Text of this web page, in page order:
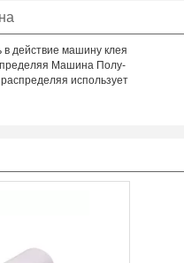
в действие машину клея
Машина Полу-
использует